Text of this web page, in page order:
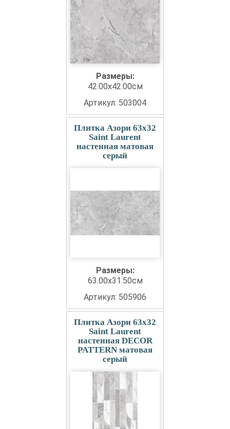
Размеры:
42.00x42.00см
Артикул: 503004
Плитка Азори 63x32
Saint Laurent
настенная матовая
серый
Размеры:
63.00x31.50см
Артикул: 505906
Плитка Азори 63x32
Saint Laurent
настенная DECOR
PATTERN матовая
серый